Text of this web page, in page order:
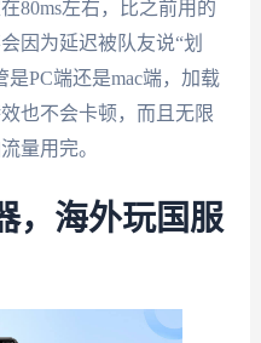
80ms左右，比之前用的
因为延迟被队友说“划
PC端还是mac端，加载
也不会卡顿，而且无限
量用完。
，海外玩国服